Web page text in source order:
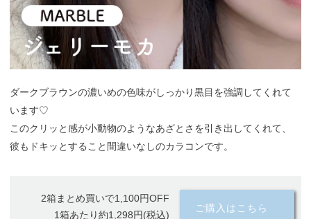
ダークブラウンの濃いめの色味がしっかり黒目を強調してくれて
います♡
このクリッと感が小動物のようなあざとさを引き出してくれて、
彼もドキッとすること間違いなしのカラコンです。
2箱まとめ買いで1,100円OFF
1箱あたり約1,298円(税込)
ご購入はこちら